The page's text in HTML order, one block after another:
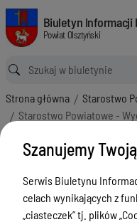
Starostwo Powiatowe - Wydział
Biuletyn Informacji Publicznej
Biuletyn Informacji
Powiat Olsztyński
Ścieżka powrotu
Strona główna
Starostwo
Starostwo Powiatowe -
Geodezji
Menu Przedmiotowe
Kontakt i telefony w
Szanujemy
Serwis Biuletynu
celach wynikających z
„ciasteczek” tj. plików